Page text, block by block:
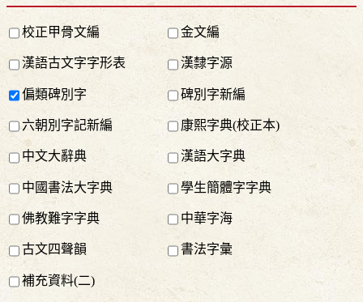
校正甲骨文編 金文編
漢語古文字字形表 漢隸字源
偏類碑別字 碑別字新編
六朝別字記新編 康熙字典(校正本)
中文大辭典 漢語大字典
中國書法大字典 學生簡體字字典
佛教難字字典 中華字海
古文四聲韻 書法字彙
補充資料(二)